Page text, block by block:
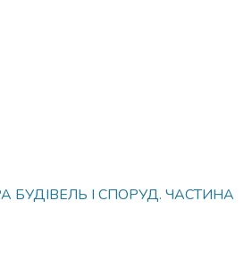
БУДІВЕЛЬ І СПОРУД. ЧАСТИНА